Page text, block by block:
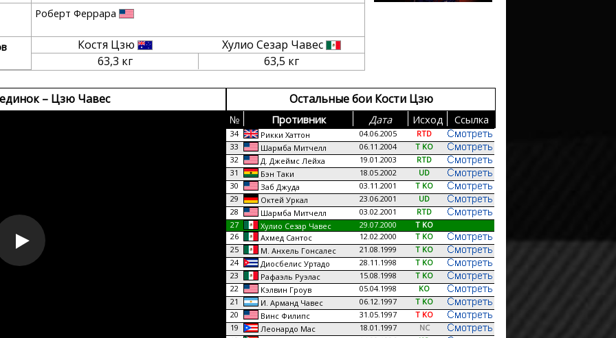
Роберт Феррара
Костя Цзю
Хулио Сезар Чавес
63,3 кг
63,5 кг
– Цзю Чавес Остальные бои Кости Цзю
№ Противник Дата Исход Сcылка
34 Рикки Хаттон 04.06.2005
RTD
33
Шармба Митчелл 06.11.2004
T KO
32
Д. Джеймс Лейха 19.01.2003
RTD
31
Бэн Таки 18.05.2002
UD
30
Заб Джуда 03.11.2001
T KO
29
Октей Уркал 23.06.2001
UD
28
Шармба Митчелл 03.02.2001
RTD
27
Хулио Сезар Чавес 29.07.2000
T KO
26
Ахмед Сантос 12.02.2000
T KO
25
М. Анхель Гонсалес 21.08.1999
T KO
24
Диосбелис Уртадо 28.11.1998
T KO
23
Рафаэль Руэлас 15.08.1998
T KO
22
Кэлвин Гроув 05.04.1998
KO
21
И. Арманд Чавес 06.12.1997
T KO
20
Винс Филипс 31.05.1997
T KO
19
Леонардо Мас 18.01.1997
NC